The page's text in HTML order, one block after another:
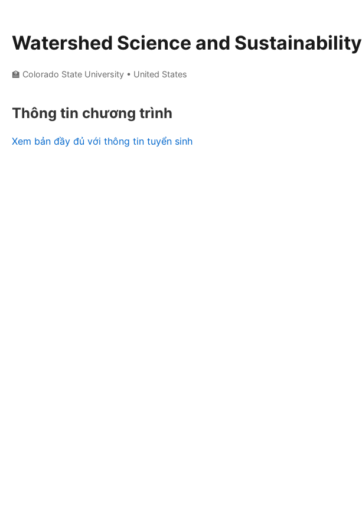
Watershed Science and Sustainability
🏫 Colorado State University • United States
Thông tin chương trình
Xem bản đầy đủ với thông tin tuyển sinh